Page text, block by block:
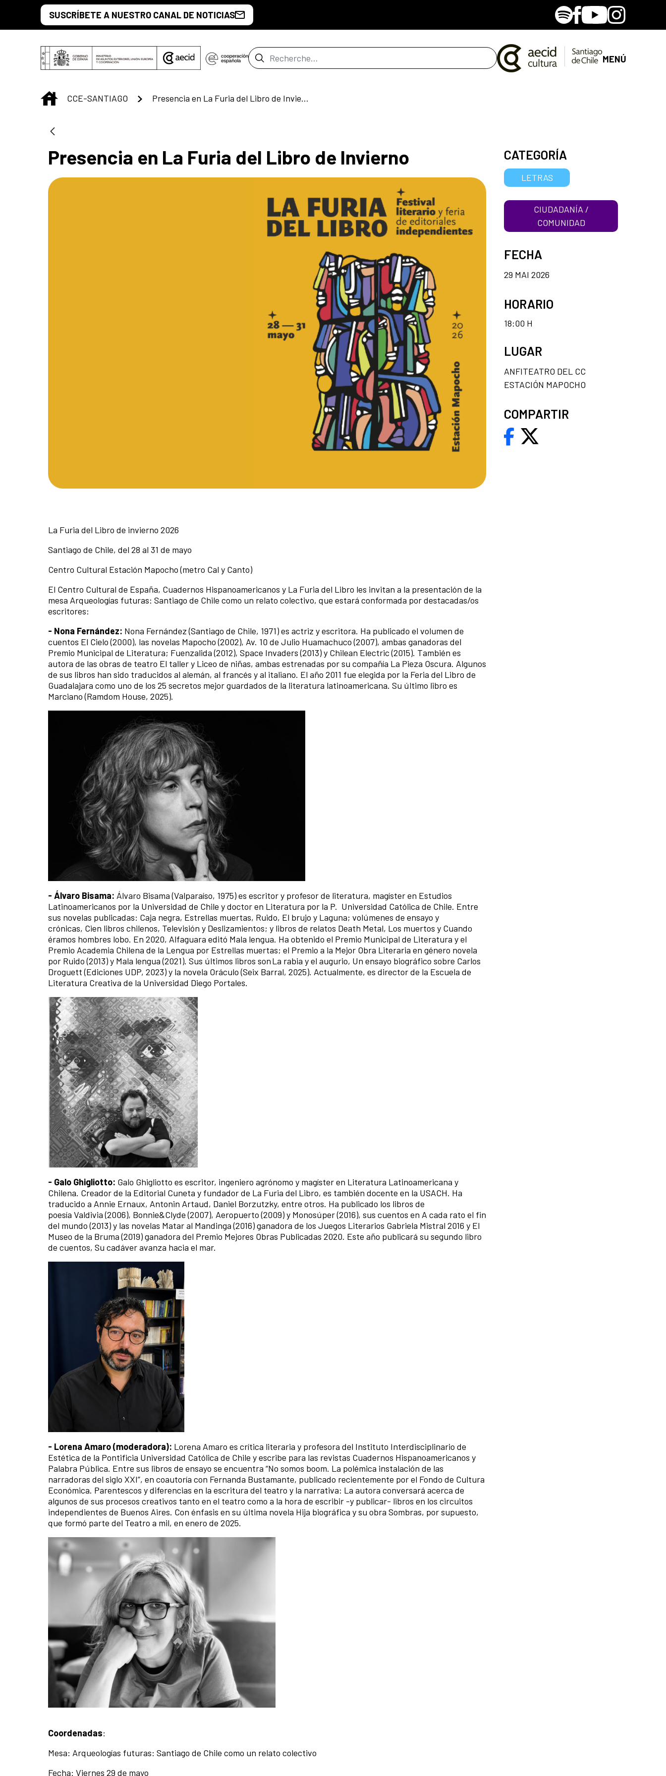
Saut au contenu principal
SUSCRÍBETE A NUESTRO CANAL DE NOTICIAS SpotifyFacebook
YoutubeInstagram
Barre de recherche MENÚ
INICIO
CCE-SANTIAGO Presencia en La Furia del Libro de Invierno
Presencia en La Furia del Libro de Invierno
La Furia del Libro de invierno 2026
Santiago de Chile, del 28 al 31 de mayo
Centro Cultural Estación Mapocho (metro Cal y Canto)
El Centro Cultural de España, Cuadernos Hispanoamericanos y La Furia del Libro les invitan a la presentación de la
mesa Arqueologías futuras: Santiago de Chile como un relato colectivo, que estará conformada por destacadas/os
escritores:
- Nona Fernández: Nona Fernández (Santiago de Chile, 1971) es actriz y escritora. Ha publicado el volumen de
cuentos El Cielo (2000), las novelas Mapocho (2002), Av. 10 de Julio Huamachuco (2007), ambas ganadoras del
Premio Municipal de Literatura; Fuenzalida (2012), Space Invaders (2013) y Chilean Electric (2015). También es
autora de las obras de teatro El taller y Liceo de niñas, ambas estrenadas por su compañía La Pieza Oscura. Algunos
de sus libros han sido traducidos al alemán, al francés y al italiano. El año 2011 fue elegida por la Feria del Libro de
Guadalajara como uno de los 25 secretos mejor guardados de la literatura latinoamericana. Su último libro es
Marciano (Ramdom House, 2025).
- Álvaro Bisama: Álvaro Bisama (Valparaíso, 1975) es escritor y profesor de literatura, magíster en Estudios
Latinoamericanos por la Universidad de Chile y doctor en Literatura por la P. Universidad Católica de Chile. Entre
sus novelas publicadas: Caja negra, Estrellas muertas, Ruido, El brujo y Laguna; volúmenes de ensayo y
crónicas, Cien libros chilenos, Televisión y Deslizamientos; y libros de relatos Death Metal, Los muertos y Cuando
éramos hombres lobo. En 2020, Alfaguara editó Mala lengua. Ha obtenido el Premio Municipal de Literatura y el
Premio Academia Chilena de la Lengua por Estrellas muertas; el Premio a la Mejor Obra Literaria en género novela
por Ruido (2013) y Mala lengua (2021). Sus últimos libros son La rabia y el augurio, Un ensayo biográfico sobre Carlos
Droguett (Ediciones UDP, 2023) y la novela Oráculo (Seix Barral, 2025). Actualmente, es director de la Escuela de
Literatura Creativa de la Universidad Diego Portales.
- Galo Ghigliotto: Galo Ghigliotto es escritor, ingeniero agrónomo y magíster en Literatura Latinoamericana y
Chilena. Creador de la Editorial Cuneta y fundador de La Furia del Libro, es también docente en la USACH. Ha
traducido a Annie Ernaux, Antonin Artaud, Daniel Borzutzky, entre otros. Ha publicado los libros de
poesía Valdivia (2006), Bonnie&Clyde (2007), Aeropuerto (2009) y Monosúper (2016), sus cuentos en A cada rato el fin
del mundo (2013) y las novelas Matar al Mandinga (2016) ganadora de los Juegos Literarios Gabriela Mistral 2016 y El
Museo de la Bruma (2019) ganadora del Premio Mejores Obras Publicadas 2020. Este año publicará su segundo libro
de cuentos, Su cadáver avanza hacia el mar.
- Lorena Amaro (moderadora): Lorena Amaro es crítica literaria y profesora del Instituto Interdisciplinario de
Estética de la Pontificia Universidad Católica de Chile y escribe para las revistas Cuadernos Hispanoamericanos y
Palabra Pública. Entre sus libros de ensayo se encuentra “No somos boom. La polémica instalación de las
narradoras del siglo XXI”, en coautoría con Fernanda Bustamante, publicado recientemente por el Fondo de Cultura
Económica. Parentescos y diferencias en la escritura del teatro y la narrativa: La autora conversará acerca de
algunos de sus procesos creativos tanto en el teatro como a la hora de escribir -y publicar- libros en los circuitos
independientes de Buenos Aires. Con énfasis en su última novela Hija biográfica y su obra Sombras, por supuesto,
que formó parte del Teatro a mil, en enero de 2025.
Coordenadas:
Mesa: Arqueologías futuras: Santiago de Chile como un relato colectivo
Fecha: Viernes 29 de mayo
CATEGORÍA
LETRAS
CIUDADANÍA /
COMUNIDAD
FECHA
29 MAI 2026
HORARIO
18:00 H
LUGAR
ANFITEATRO DEL CC
ESTACIÓN MAPOCHO
COMPARTIR